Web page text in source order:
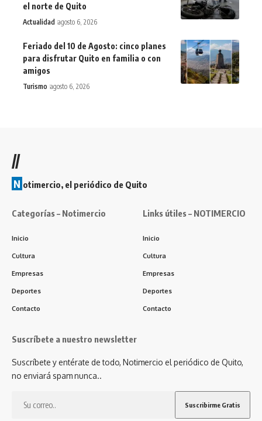
el norte de Quito
Actualidad agosto 6, 2026
Feriado del 10 de Agosto: cinco planes
para disfrutar Quito en familia o con
amigos
Turismo agosto 6, 2026
//
N otimercio, el periódico de Quito
Categorías – Notimercio
Inicio
Cultura
Empresas
Deportes
Contacto
Links útiles – NOTIMERCIO
Inicio
Cultura
Empresas
Deportes
Contacto
Suscríbete a nuestro newsletter
Suscríbete y entérate de todo, Notimercio el periódico de Quito,
no enviará spam nunca..